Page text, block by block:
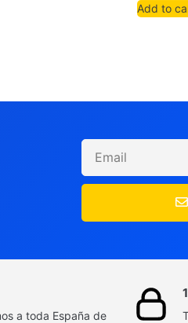
Add to
a toda España de